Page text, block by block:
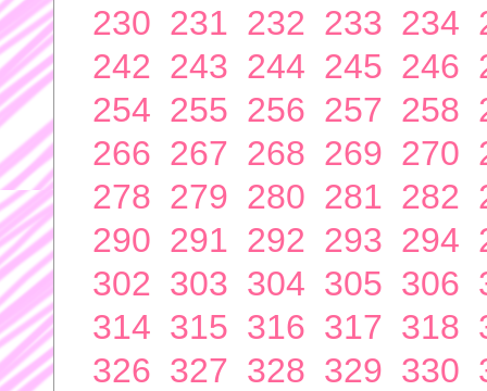
230 231 232 233 234
242 243 244 245 246
254 255 256 257 258
266 267 268 269 270
278 279 280 281 282
290 291 292 293 294
302 303 304 305 306
314 315 316 317 318
326 327 328 329 330